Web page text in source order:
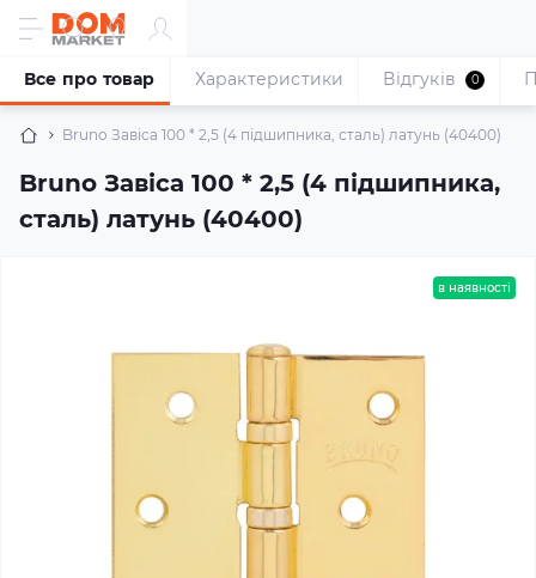
Bruno Завіса 100 * 2,5 (4 підшипника, сталь) латунь (40400)
Bruno Завіса 100 * 2,5 (4 підшипника,
сталь) латунь (40400)
Все про товар Характеристики Відгуків 0
в наявності